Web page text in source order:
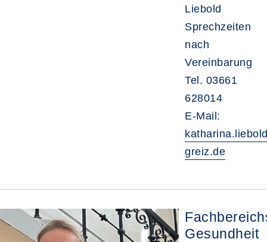
Liebold
Sprechzeiten
nach
Vereinbarung
Tel. 03661
628014
E-Mail:
greiz.de
Gesundheit